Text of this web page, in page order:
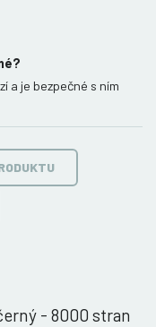
- 8000 stran
a je bezpečné s ním